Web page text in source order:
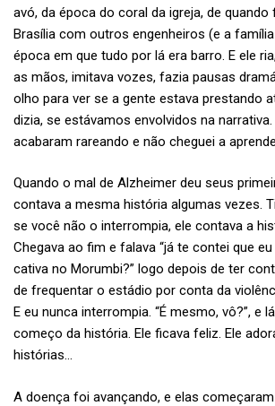
avó, da época do coral da igreja, de
Brasília com outros engenheiros (e a
época em que tudo por lá era barro. E ele
as mãos, imitava vozes, fazia pausas
olho para ver se a gente estava prestando
dizia, se estávamos envolvidos na
acabaram rareando e não cheguei a
Quando o mal de Alzheimer deu seus
contava a mesma história algumas vezes.
se você não o interrompia, ele contava a
Chegava ao fim e falava “já te contei que
cativa no Morumbi?” logo depois de ter
de frequentar o estádio por conta da
E eu nunca interrompia. “É mesmo, vô?”, e
começo da história. Ele ficava feliz. Ele
histórias…
A doença foi avançando, e elas